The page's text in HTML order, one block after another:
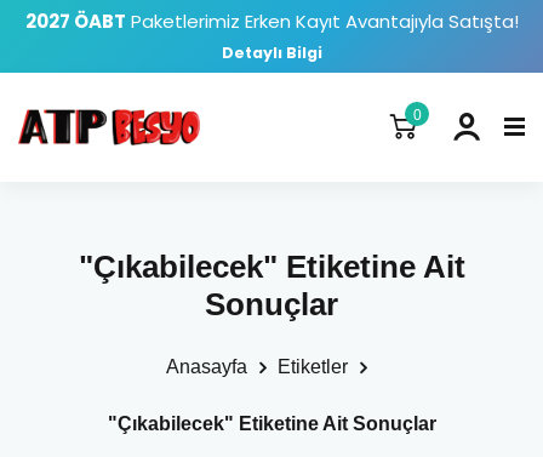
2027 ÖABT Paketlerimiz Erken Kayıt Avantajıyla Satışta!
Detaylı Bilgi
0
"Çıkabilecek" Etiketine Ait
Sonuçlar
Anasayfa Etiketler
"Çıkabilecek" Etiketine Ait Sonuçlar